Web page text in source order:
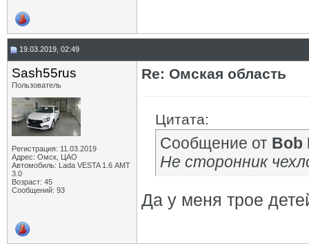
19.03.2019, 02:49
Sash55rus
Пользователь
Регистрация: 11.03.2019
Адрес: Омск, ЦАО
Автомобиль: Lada VESTA 1.6 АМТ
3.0
Возраст: 45
Сообщений: 93
Re: Омская область
Цитата:
Сообщение от Bob
Не сторонник
Да у меня трое